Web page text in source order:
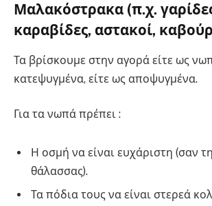
Μαλακόστρακα (π.χ.
καραβίδες, αστακοί,
Τα βρίσκουμε στην αγορά είτε ως
κατεψυγμένα, είτε ως αποψυγμένα.
Για τα νωπά πρέπει :
Η οσμή να είναι ευχάριστη (σαν
θάλασσας).
Τα πόδια τους να είναι στερεά